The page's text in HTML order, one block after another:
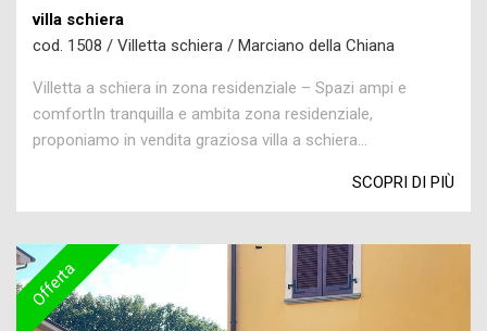
villa schiera
cod. 1508 / Villetta schiera / Marciano della Chiana
Villetta a schiera in zona residenziale – Spazi ampi e
comfortIn tranquilla e ambita zona residenziale,
proponiamo in vendita graziosa villa a schiera...
SCOPRI DI PIÙ
Offerta